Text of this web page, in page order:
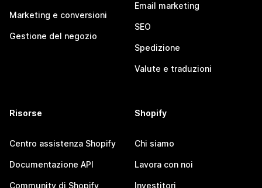
Marketing e conversioni
Gestione del negozio
Email marketing
SEO
Spedizione
Valute e traduzioni
Risorse
Centro assistenza Shopify
Documentazione API
Community di Shopify
Shopify
Chi siamo
Lavora con noi
Investitori